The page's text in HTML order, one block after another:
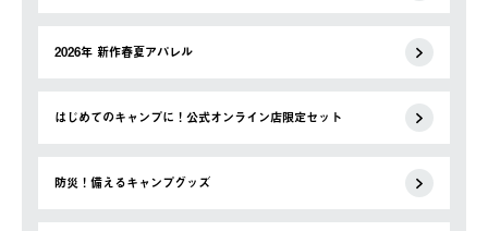
2026年 新作春夏アパレル
はじめてのキャンプに！公式オンライン店限定セット
防災！備えるキャンプグッズ